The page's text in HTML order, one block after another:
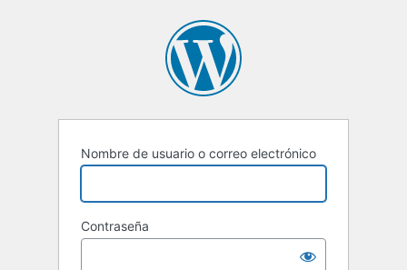
Nombre de usuario o correo electrónico
Contraseña